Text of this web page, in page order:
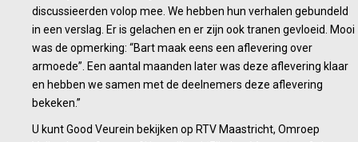
discussieerden volop mee. We hebben hun verhalen gebundeld
in een verslag. Er is gelachen en er zijn ook tranen gevloeid. Mooi
was de opmerking: “Bart maak eens een aflevering over
armoede”. Een aantal maanden later was deze aflevering klaar
en hebben we samen met de deelnemers deze aflevering
bekeken.”
U kunt Good Veurein bekijken op RTV Maastricht, Omroep